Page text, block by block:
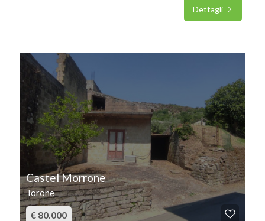
Dettagli
Castel Morrone
Torone
€ 80.000